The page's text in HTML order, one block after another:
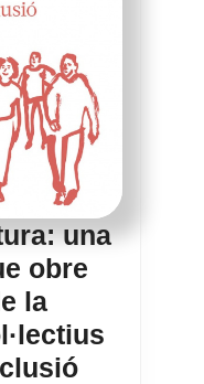
una
obre
la